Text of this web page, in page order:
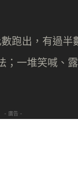
跑出，有過半
一堆笑喊、
- 廣告 -